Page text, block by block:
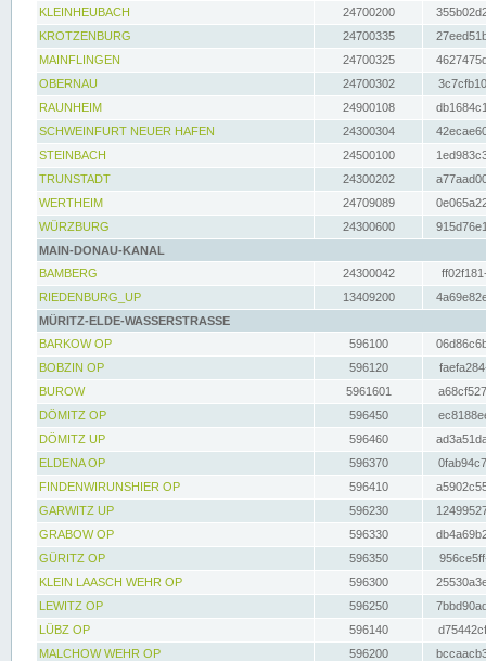
KLEINHEUBACH 24700200
KROTZENBURG
24700335
MAINFLINGEN
24700325
OBERNAU
24700302
RAUNHEIM
24900108
SCHWEINFURT NEUER HAFEN
24300304
STEINBACH
24500100
TRUNSTADT
24300202
WERTHEIM
24709089
WÜRZBURG
24300600
MAIN-DONAU-KANAL
BAMBERG
24300042
RIEDENBURG_UP
13409200
MÜRITZ-ELDE-WASSERSTRASSE
BARKOW OP
596100
BOBZIN OP
596120
BUROW
5961601
DÖMITZ OP
596450
DÖMITZ UP
596460
ELDENA OP
596370
FINDENWIRUNSHIER OP
596410
GARWITZ UP
596230
GRABOW OP
596330
GÜRITZ OP
596350
KLEIN LAASCH WEHR OP
596300
LEWITZ OP
596250
LÜBZ OP
596140
MALCHOW WEHR OP
596200